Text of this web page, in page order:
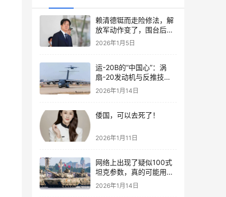
赖清德铤而走险修法，解
放军动作变了，围台后的
“真正杀招”曝光
2026年1月5日
运-20B的“中国心”：涡
扇-20发动机与反推技术
大突破！
2026年1月14日
倭国，可以去死了！
2026年1月11日
网络上出现了疑似100式
坦克参数，真的可能用了
钛合金装甲！
2026年1月14日